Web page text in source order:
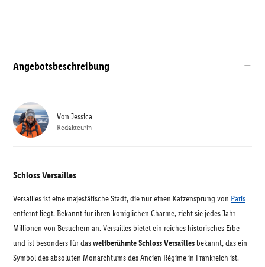
Angebotsbeschreibung
Schloss Versailles
Versailles ist eine majestätische Stadt, die nur einen Katzensprung von Paris
entfernt liegt. Bekannt für ihren königlichen Charme, zieht sie jedes Jahr
Millionen von Besuchern an. Versailles bietet ein reiches historisches Erbe
und ist besonders für dasweltberühmte Schloss Versailles bekannt, das ein
Symbol des absoluten Monarchtums des Ancien Régime in Frankreich ist.
Von Jessica
Redakteurin